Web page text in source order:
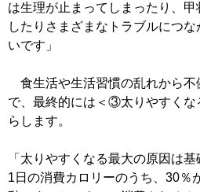
は生理が止まってしまったり、
したりさまざまなトラブルにつ
いです」
食生活や生活習慣の乱れから不
で、最終的には＜③太りやすくな
らします。
「太りやすくなる最大の原因は基
1日の消費カロリーのうち、30％